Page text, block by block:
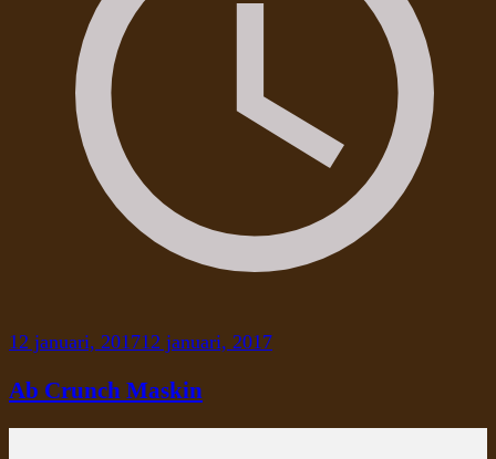
12 januari, 201712 januari, 2017
Ab Crunch Maskin